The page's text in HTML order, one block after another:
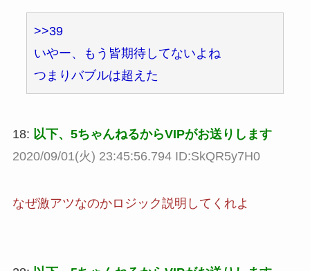
>>39
いやー、もう皆期待してないよね
つまりバブルは超えた
18: 以下、5ちゃんねるからVIPがお送りします
2020/09/01(火) 23:45:56.794 ID:SkQR5y7H0
なぜ激アツなのかロジック説明してくれよ